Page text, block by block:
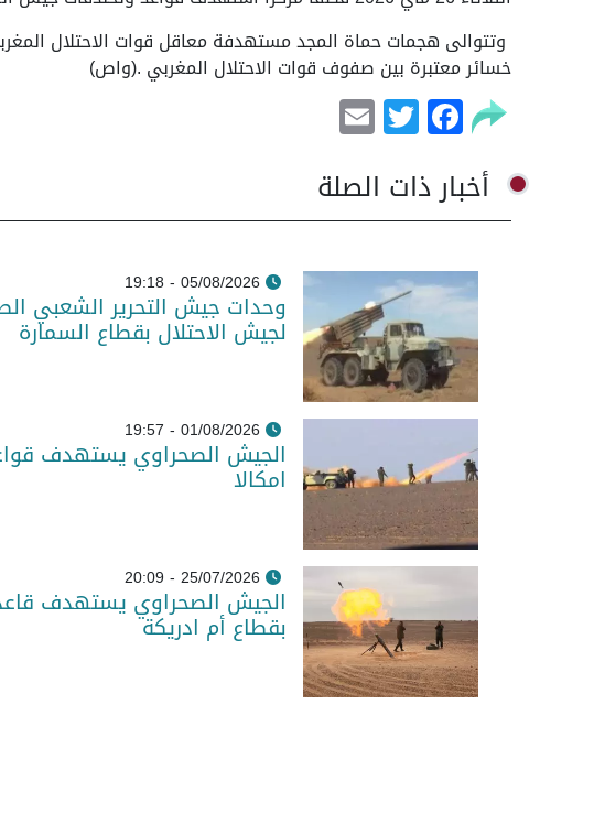
وتتوالى هجمات حماة المجد مستهدفة معاقل قوات الاحتلال
خسائر معتبرة بين صفوف قوات الاحتلال المغربي .(واص)
Facebook
Twitter
أخبار ذات الصلة
05/08/2026 - 19:18
وحدات جيش التحرير الشعبي
لجيش الاحتلال بقطاع السمارة
01/08/2026 - 19:57
الجيش الصحراوي يستهدف
امكالا
25/07/2026 - 20:09
الجيش الصحراوي يستهدف
بقطاع أم ادريكة